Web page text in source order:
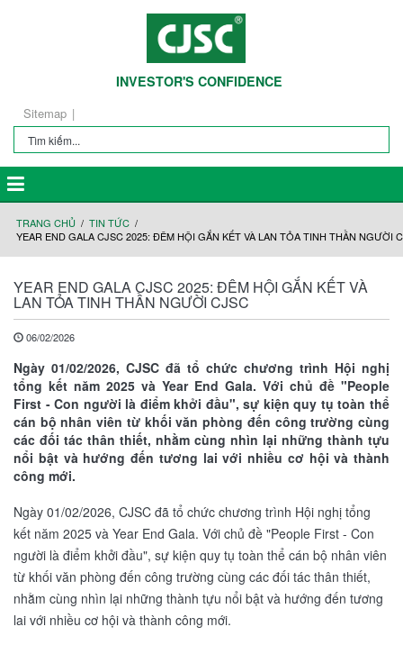
INVESTOR'S CONFIDENCE
Sitemap
TRANG CHỦ
TIN TỨC
YEAR END GALA CJSC 2025: ĐÊM HỘI GẮN KẾT VÀ LAN TỎA TINH THẦN NGƯỜI
YEAR END GALA CJSC 2025: ĐÊM HỘI GẮN KẾT VÀ
LAN TỎA TINH THẦN NGƯỜI CJSC
06/02/2026
Ngày 01/02/2026, CJSC đã tổ chức chương trình Hội nghị
tổng kết năm 2025 và Year End Gala. Với chủ đề "People
First - Con người là điểm khởi đầu", sự kiện quy tụ toàn thể
cán bộ nhân viên từ khối văn phòng đến công trường cùng
các đối tác thân thiết, nhằm cùng nhìn lại những thành tựu
nổi bật và hướng đến tương lai với nhiều cơ hội và thành
công mới.
Ngày 01/02/2026, CJSC đã tổ chức chương trình Hội nghị tổng
kết năm 2025 và Year End Gala. Với chủ đề "People First - Con
người là điểm khởi đầu", sự kiện quy tụ toàn thể cán bộ nhân viên
từ khối văn phòng đến công trường cùng các đối tác thân thiết,
nhằm cùng nhìn lại những thành tựu nổi bật và hướng đến tương
lai với nhiều cơ hội và thành công mới.